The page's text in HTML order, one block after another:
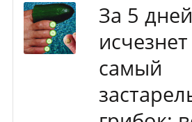
За 5 дней
самый